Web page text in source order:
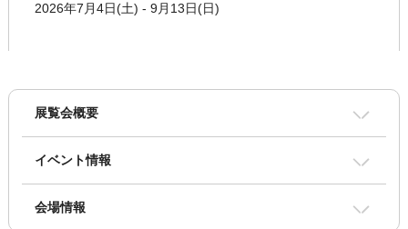
2026年7月4日(土) - 9月13日(日)
展覧会概要
イベント情報
会場情報